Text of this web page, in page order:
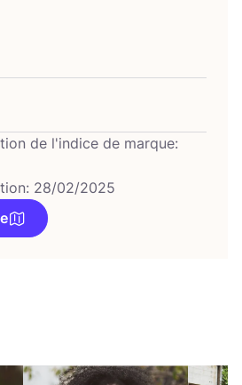
de l'indice de marque:
28/02/2025